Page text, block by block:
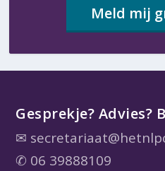
Meld mij
Gesprekje? Advies?
✉
✆ 06 39888109